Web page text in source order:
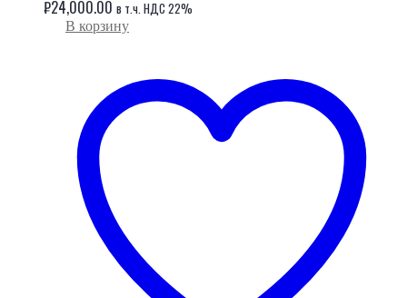
₽24,000.00 в т.ч. НДС 22%
В корзину